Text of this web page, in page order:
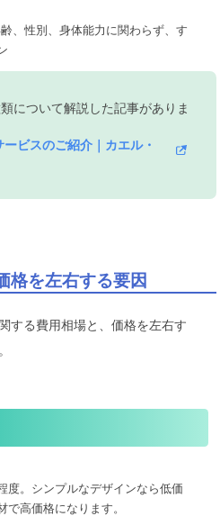
、性別、身体能力に関わらず、す
について解説した記事がありま
ビスのご紹介｜カエル・
格を左右する要因
する費用相場と、価格を左右す
度。シンプルなデザインなら低価
高価格になります。